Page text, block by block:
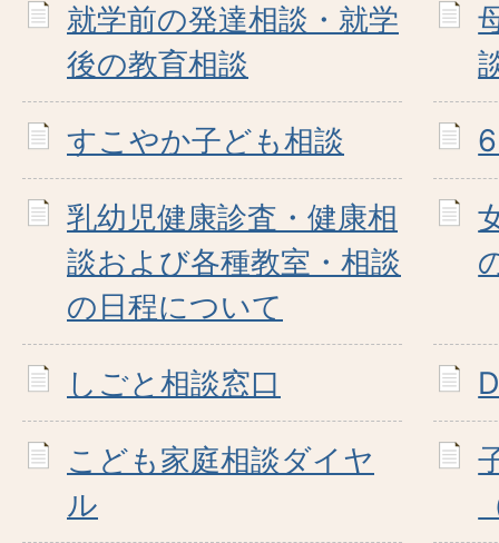
就学前の発達相談・就学
後の教育相談
すこやか子ども相談
乳幼児健康診査・健康相
談および各種教室・相談
の日程について
しごと相談窓口
こども家庭相談ダイヤ
ル